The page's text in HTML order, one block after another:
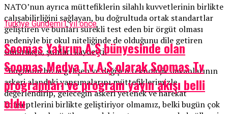
NATO’nun ayrıca müttefiklerin silahlı kuvvetlerinin birlikte
çalışabilirliğini sağlayan, bu doğrultuda ortak standartlar
geliştiren ve bunları sürekli test eden bir örgüt olması
nedeniyle bir okul niteliğinde de olduğunu dile getiren
Gümrükçü, şunları kaydetti:
“Bugünün hızla gelişen ve değişen teknolojik imkanlarının
askeri alandaki yansımalarını müttefiklerimizle
değerlendirip, geleceğin askeri yetenek ve harekat
konseptlerini birlikte geliştiriyor olmamız, belki bugün çok
Türkiye Gündemi1 yıl önce
Soomas Yatırım A.Ş bünyesinde olan
Soomas Medya Tv A.Ş olarak Soomas Tv
programları ve program yayın akışı belli
oldu